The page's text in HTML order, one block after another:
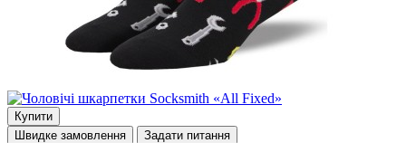
Купити
Швидке замовлення
Задати питання